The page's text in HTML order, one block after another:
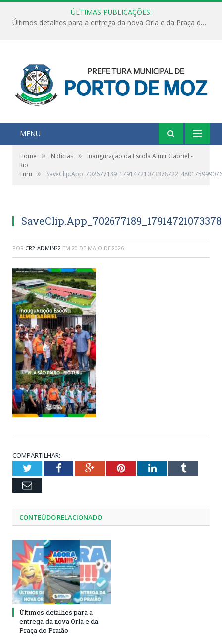
ÚLTIMAS PUBLICAÇÕES:
Últimos detalhes para a entrega da nova Orla e da Praça do Praião
MENU
Home » Notícias »
Inauguração da Escola Almir Gabriel -
Rio
Turu
»
POR CR2-ADMIN22 EM 20 DE MAIO DE 2026
COMPARTILHAR:
TwitterFacebookGoogle+PinterestLinkedInTumblr
Email
CONTEÚDO RELACIONADO
Últimos detalhes para a
entrega da nova Orla e da
Praça do Praião